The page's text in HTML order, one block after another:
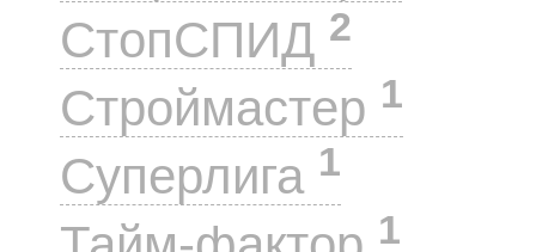
СтопСПИД 2
Строймастер 1
Суперлига 1
1